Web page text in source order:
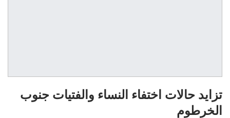
تزايد حالات اختفاء النساء والفتيات جنوب
الخرطوم